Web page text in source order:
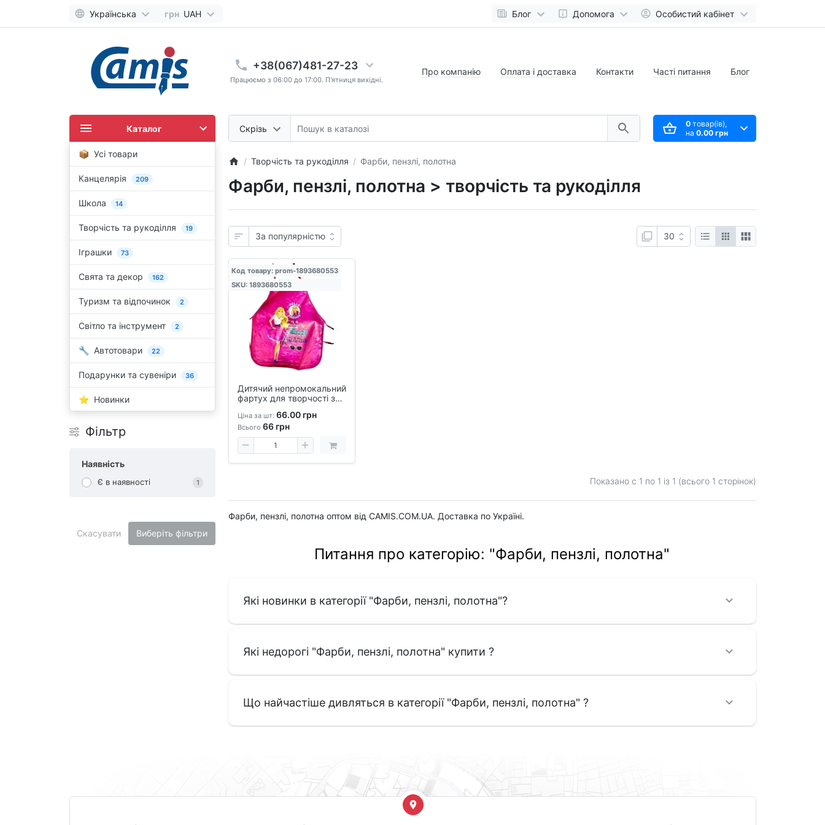
Українська грн UAH Блог Допомога Особистий кабінет
+38(067)481-27-23
Працюємо з 06:00 до 17:00. П'ятниця вихідні.
Скрізь
Про компанію Оплата і доставка Контакти Часті питання Блог
0товар(ів),
на 0.00 грн
Каталог
Усі товари
Канцелярія 209
Школа 14
Творчість та рукоділля 19
Іграшки 73
Свята та декор 162
Туризм та відпочинок 2
Світло та інструмент 2
Автотовари 22
Подарунки та сувеніри 36
Новинки
Фільтр
Наявність
Є в наявності 1
Скасувати Виберіть фільтри
Творчість та рукоділля Фарби, пензлі, полотна
Фарби, пензлі, полотна > творчість та рукоділля
Дитячий непромокальний
фартух для творчості з
нагрудник від фарб, клею
та бруду
Код товару: prom-1893680553
SKU: 1893680553
Ціна за шт: 66.00 грн
Всього 66грн
Показано с 1 по 1 із 1 (всього 1 сторінок)
Фарби, пензлі, полотна оптом від CAMIS.COM.UA. Доставка по Україні.
Питання про категорію: "Фарби, пензлі, полотна"
Які новинки в категорії "Фарби, пензлі, полотна"?
Які недорогі "Фарби, пензлі, полотна" купити ?
Що найчастіше дивляться в категорії "Фарби, пензлі, полотна" ?